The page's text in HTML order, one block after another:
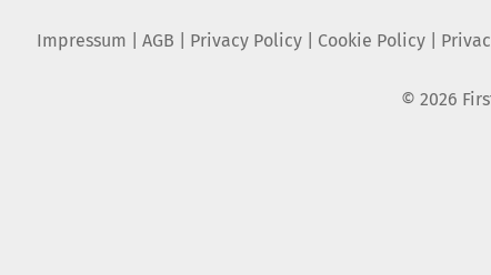
Impressum AGB Privacy Policy| Cookie Policy|
© 2026